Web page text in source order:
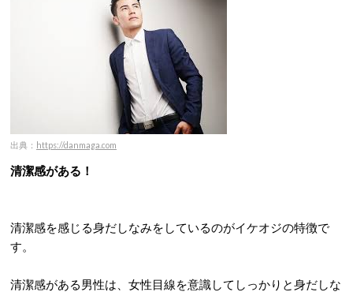
出典： https://danmaga.com
清潔感がある！
清潔感を感じる身だしなみをしているのがイケオジの特徴で
す。
清潔感がある男性は、女性目線を意識してしっかりと身だしな